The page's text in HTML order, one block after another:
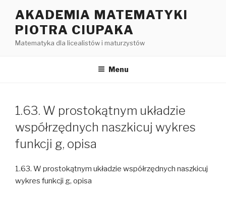
treści
AKADEMIA MATEMATYKI
PIOTRA CIUPAKA
Matematyka dla licealistów i maturzystów
Menu
1.63. W prostokątnym układzie
współrzędnych naszkicuj wykres
funkcji g, opisa
1.63. W prostokątnym układzie współrzędnych naszkicuj
wykres funkcji g, opisa